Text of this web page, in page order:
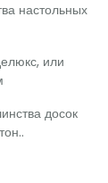
настольных
или
досок